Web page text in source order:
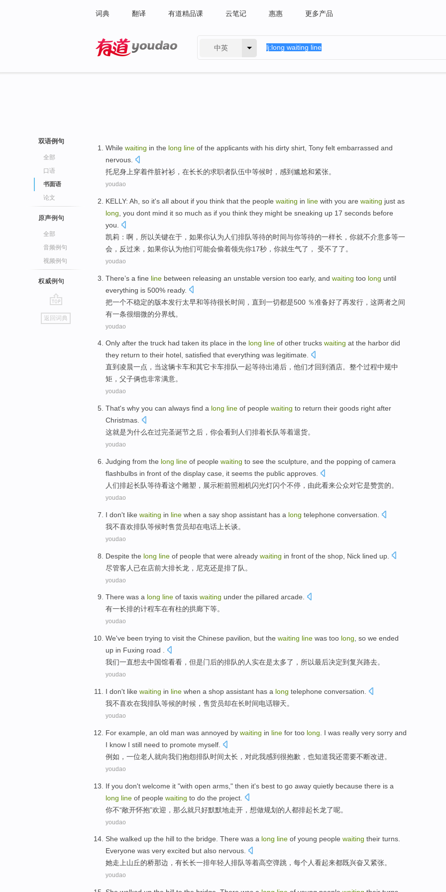
词典 翻译 有道精品课 云笔记 惠惠 更多产品
中英
双语例句
全部
口语
书面语
论文
原声例句
全部
音频例句
视频例句
权威例句
go
top
返回词典
While waiting in the long line of the applicants with his dirty shirt, Tony felt embarrassed and
nervous.
托尼身上穿着件脏衬衫，在长长的求职者队伍中等候时，感到尴尬和紧张。
youdao
KELLY: Ah so it's all about if you think that the people waiting in line with you are waiting just as
long , you dont mind it so much as if you think they might be sneaking up 17 seconds before
you
凯莉 ： 啊 ， 所以关键在于 ， 如果你认为 人们排队等待的时间与你等待的一样长 ，你就不介意多等一
会，反过来，如果你认为他们可能会偷着领先你17秒，你就生气了 ， 受不了了。
youdao
There’s a fine line between releasing an unstable version too early, and waiting too long until
everything is 500% ready.
把一个不稳定的版本发行太早和等待很长时间 ， 直到一切都是500 ％准备好了再发行，这两者之间
有一条很细微的分界线。
youdao
Only after the truck had taken its place in the long line of other trucks waiting at the harbor did
they return to their hotel, satisfied that everything was legitimate.
直到凌晨一点， 当这辆卡车和其它卡车排队一起等待出港后， 他们才回到酒店。整个过程中规中
矩，父子俩也非常满意。
youdao
That's why you can always find a long line of people waiting to return their goods right after
Christmas
这就是为什么在过完圣诞节之后， 你会看到 人们排着长队等着退货。
youdao
Judging from the long line of people waiting to see the sculpture , and the popping of camera
flashbulbs in front of the display case, it seems the public approves
人们排起长队等待看这个雕塑 ， 展示柜前照相机闪光灯闪个不停 ，由此看来公众对它是赞赏的。
youdao
I don't like waiting in line when a say shop assistant has a long telephone conversation
我不喜欢排队等候时售货员却在电话 上长谈。
youdao
Despite the long line of people that were already waiting in front of the shop Nick lined up
尽管客人 已在店前大排长龙， 尼克还是排了队。
youdao
There was a long line of taxis waiting under the pillared arcade.
有一长排的计程车在有柱的拱廊下等。
youdao
We've been trying to visit the Chinese pavilion, but the waiting line was too long so we ended
up in Fuxing road .
我们一直想去中国馆看看， 但是门后的排队的人实在是太多了， 所以最后决定到复兴路去。
youdao
I don't like waiting in line when a shop assistant has a long telephone conversation
我不喜欢在我排队等候的时候， 售货员却在长时间电话聊天。
youdao
For example an old man was annoyed by waiting in line for too long I was really very sorry and
I know I still need to promote myself
例如 ， 一位老人就向我们抱怨排队时间太长 ，对此我感到很抱歉 ， 也知道我还需要不断改进。
youdao
If you don't welcome it "with open arms ," then it's best to go away quietly because there is a
long line of people waiting to do the project
你不“敞开怀抱”欢迎 ， 那么就只好默默地走开 ， 想做规划的 人都排起长龙了呢。
youdao
She walked up the hill to the bridge. There was a long line of young people waiting their turns.
Everyone was very excited but also nervous.
她走上山丘的桥那边 ， 有长长一排年轻人排队等着高空弹跳 ， 每个人看起来都既兴奋又紧张。
youdao